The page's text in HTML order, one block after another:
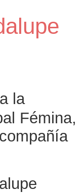
la
Fémina,